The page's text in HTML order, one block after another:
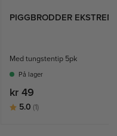
PIGGBRODDER EKSTREM
Med tungstentip 5pk
På lager
kr 49
Karakter:
5.0 (1)